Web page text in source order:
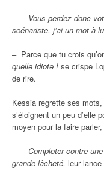
– Vous perdez donc
scénariste, j’ai un mot à
– Parce que tu crois
quelle idiote ! se crispe
de rire.
Kessia regrette ses
s’éloignent un peu d’elle
moyen pour la faire parler,
– Comploter contre
grande lâcheté, leur